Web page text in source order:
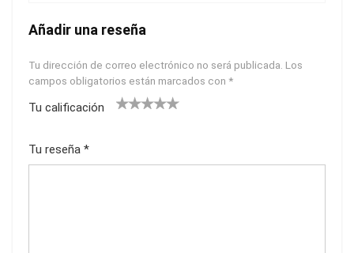
Añadir una reseña
Tu dirección de correo electrónico no será publicada. Los
campos obligatorios están marcados con *
Tu calificación
Tu reseña *